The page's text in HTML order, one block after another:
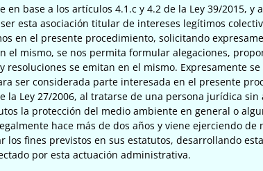
en base a los artículos 4.1.c y 4.2 de la Ley 39/2015, y
esta asociación titular de intereses legítimos
en el presente procedimiento, solicitando
el mismo, se nos permita formular alegaciones,
resoluciones se emitan en el mismo. Expresamente
ser considerada parte interesada en el presente
la Ley 27/2006, al tratarse de una persona jurídica
la protección del medio ambiente en general o
hace más de dos años y viene ejerciendo de
los fines previstos en sus estatutos, desarrollando
por esta actuación administrativa.